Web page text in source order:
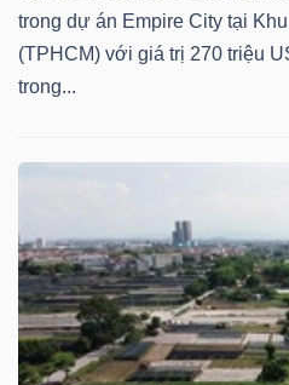
trong dự án Empire City tại
(TPHCM) với giá trị 270 triệu
trong...
Mã
chứng
Lãnh
đạo
(-)